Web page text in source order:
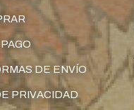
DE ENVÍO
PRIVACIDAD